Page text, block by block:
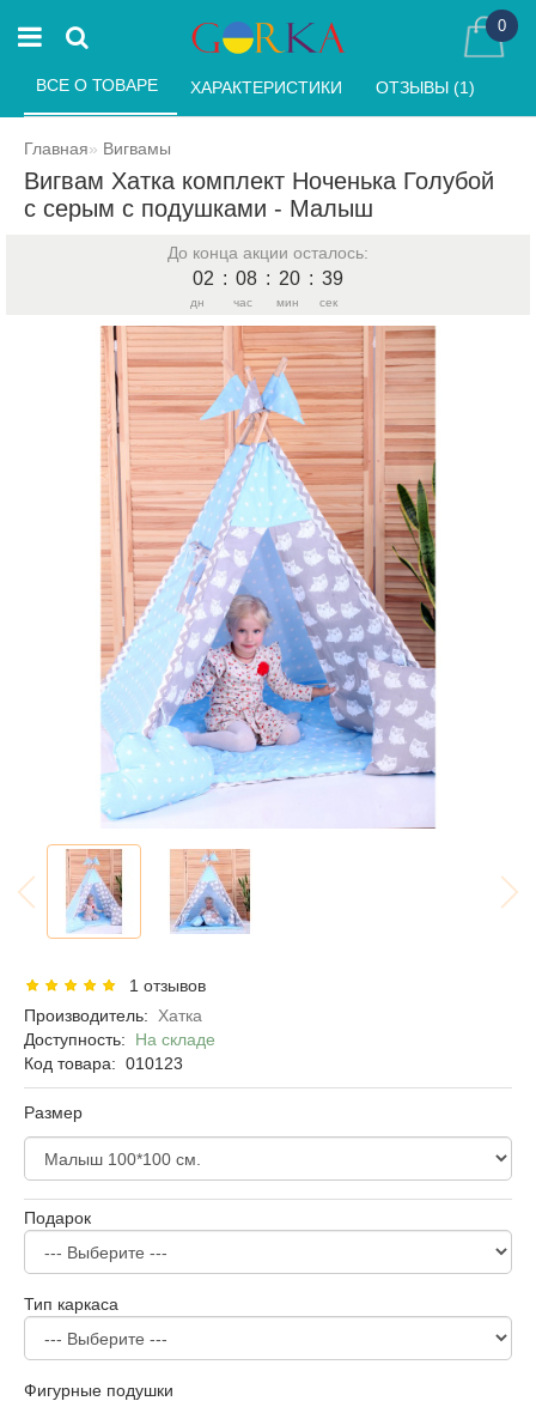
0
Главная Вигвамы
Вигвам Хатка комплект Ноченька Голубой
с серым с подушками - Малыш
ВСЕ О ТОВАРЕ ХАРАКТЕРИСТИКИ ОТЗЫВЫ (1)
До конца акции осталось:
02
дн
: 08
час
: 20
мин
: 39
сек
1 отзывов
Производитель:
Хатка
Доступность: На складе
Код товара: 010123
Размер
Подарок
Тип каркаса
Фигурные подушки